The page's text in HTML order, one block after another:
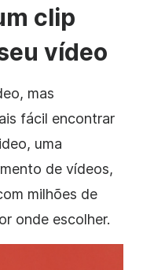
clip
vídeo
mas
fácil encontrar
uma
de vídeos,
milhões de
onde escolher.